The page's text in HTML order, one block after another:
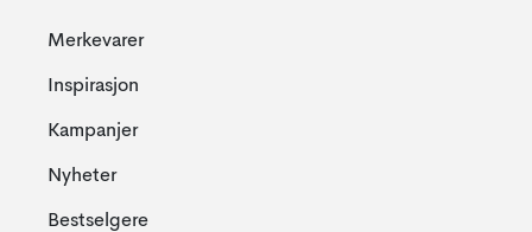
Merkevarer
Inspirasjon
Kampanjer
Nyheter
Bestselgere